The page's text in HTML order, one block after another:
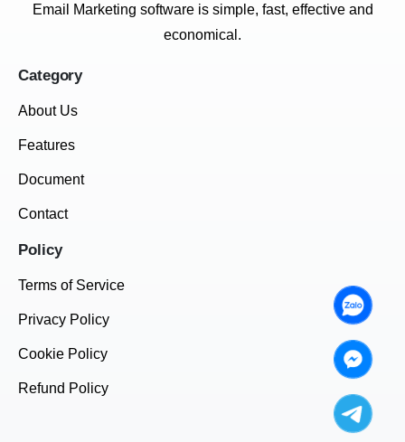
Email Marketing software is simple, fast, effective and
economical.
Category
About Us
Features
Document
Contact
Policy
Terms of Service
Privacy Policy
Cookie Policy
Refund Policy